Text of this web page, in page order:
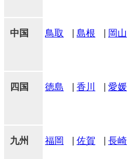
中国 鳥取 島根 岡山
四国 徳島 香川 愛媛
九州 福岡 佐賀 長崎